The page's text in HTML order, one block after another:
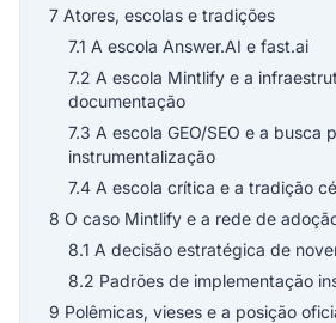
7 Atores, escolas e tradições
7.1 A escola Answer.AI e fast.ai
7.2 A escola Mintlify e a
documentação
7.3 A escola GEO/SEO e a busca
instrumentalização
7.4 A escola crítica e a tradição
8 O caso Mintlify e a rede de
8.1 A decisão estratégica de
8.2 Padrões de implementação
9 Polêmicas, vieses e a posição